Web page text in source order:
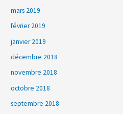
mars 2019
février 2019
janvier 2019
décembre 2018
novembre 2018
octobre 2018
septembre 2018